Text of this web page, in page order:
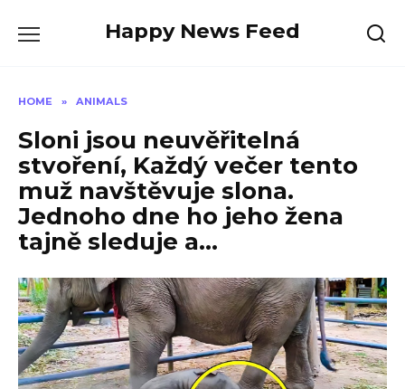
Happy News Feed
HOME » ANIMALS
Sloni jsou neuvěřitelná
stvoření, Každý večer tento
muž navštěvuje slona.
Jednoho dne ho jeho žena
tajně sleduje a…